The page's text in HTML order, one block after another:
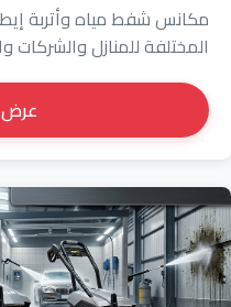
مكانس شفط مياه وأتربة
المختلفة للمنازل والشركات
عرض